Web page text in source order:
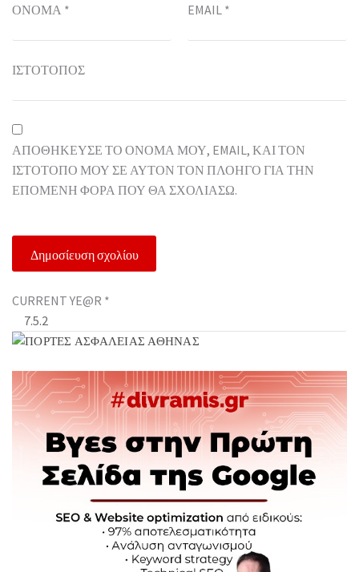
ΌΝΟΜΑ * EMAIL *
ΙΣΤΌΤΟΠΟΣ
ΑΠΟΘΉΚΕΥΣΕ ΤΟ ΌΝΟΜΆ ΜΟΥ, EMAIL, ΚΑΙ ΤΟΝ
ΙΣΤΌΤΟΠΟ ΜΟΥ ΣΕ ΑΥΤΌΝ ΤΟΝ ΠΛΟΗΓΌ ΓΙΑ ΤΗΝ
ΕΠΌΜΕΝΗ ΦΟΡΆ ΠΟΥ ΘΑ ΣΧΟΛΙΆΣΩ.
CURRENT YE@R *